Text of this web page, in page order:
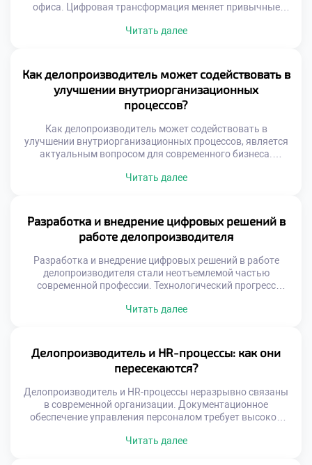
офиса. Цифровая трансформация меняет привычные
уступают место интеллектуальным системам. Специалист
на рынке труда. Тенденции затрагивают не только
технику, но и процессы. Меняются стандарты
взаимодействия между сотрудниками и отделами.
Ускоряется […]
Читать далее
Как делопроизводитель может содействовать в
улучшении внутриорганизационных
процессов?
Как делопроизводитель может содействовать в
улучшении внутриорганизационных процессов, является
актуальным вопросом для современного бизнеса.
обладает уникальным обзором деятельности компании.
системные проблемы, скрытые от узких специалистов.
Делопроизводитель способен выступать агентом
позитивных организационных изменений. Его роль
трансформируется из исполнителя в оптимизатора […]
Читать далее
Разработка и внедрение цифровых решений в
работе делопроизводителя
Разработка и внедрение цифровых решений в работе
делопроизводителя стали неотъемлемой частью
современной профессии. Технологический прогресс
документацией и информацией. Специалист сегодня
экспертиза определяет успех автоматизации в любой
организации. Цифровизация требует глубокого
понимания специфики документооборота и бизнес-задач.
Простая покупка программного обеспечения […]
Читать далее
Делопроизводитель и HR-процессы: как они
пересекаются?
Делопроизводитель и HR-процессы неразрывно связаны
в современной организации. Документационное
обеспечение управления персоналом требует высокой
последствиям. Специалист по документам становится
Читать далее